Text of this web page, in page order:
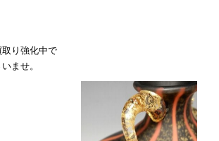
り強化中で
ませ。